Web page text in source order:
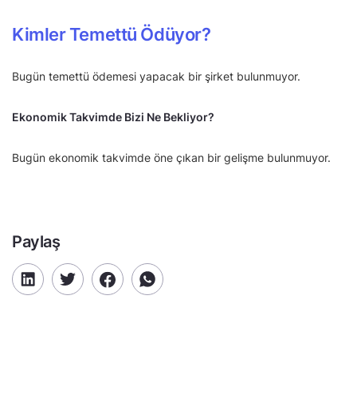
Kimler Temettü Ödüyor?
Bugün temettü ödemesi yapacak bir şirket bulunmuyor.
Ekonomik Takvimde Bizi Ne Bekliyor?
Bugün ekonomik takvimde öne çıkan bir gelişme bulunmuyor.
Paylaş